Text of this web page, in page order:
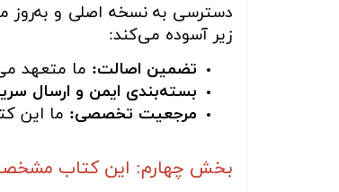
دسترسی به نسخه اصلی و به‌روز
زیر آسوده می‌کند:
تضمین اصالت: ما متعهد
بسته‌بندی ایمن و ارسال
مرجعیت تخصصی: ما این
بخش چهارم: این کتاب